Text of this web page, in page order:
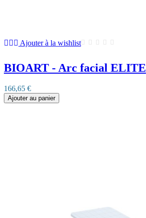
Ajouter à la wishlist
BIOART - Arc facial ELITE
166,65 €
Ajouter au panier